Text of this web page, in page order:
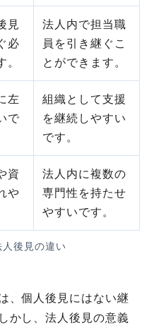
後見の違い
見
必
法人内で担当職
員を引き継ぐこ
とができます。
左
で
組織として支援
を継続しやすい
です。
資
や
法人内に複数の
専門性を持たせ
やすいです。
、個人後見にはない継
かし、法人後見の意義